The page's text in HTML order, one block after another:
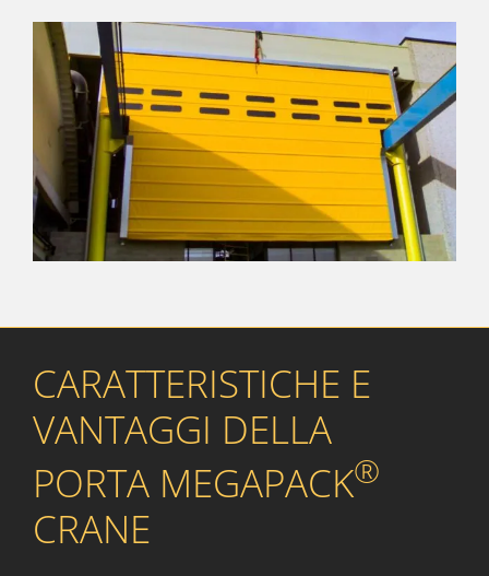
CARATTERISTICHE E
VANTAGGI DELLA
PORTA MEGAPACK®
CRANE